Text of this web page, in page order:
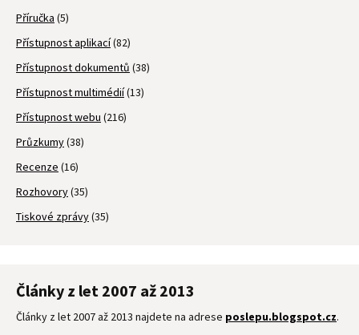
Příručka (5)
Přístupnost aplikací(82)
Přístupnost dokumentů (38)
Přístupnost multimédií(13)
Přístupnost webu (216)
Průzkumy(38)
Recenze (16)
Rozhovory(35)
Tiskové zprávy(35)
Články z let 2007 až 2013
Články z let 2007 až 2013 najdete na adrese poslepu.blogspot.cz.